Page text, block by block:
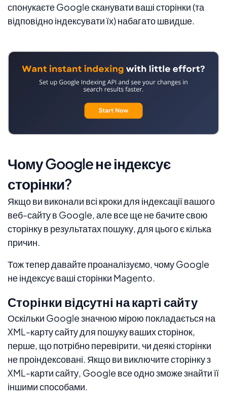
спонукаєте Google сканувати ваші сторінки (та
відповідно індексувати їх) набагато швидше.
Чому Google не індексує
сторінки?
Якщо ви виконали всі кроки для індексації вашого
веб-сайту в Google, але все ще не бачите свою
сторінку в результатах пошуку, для цього є кілька
причин.
Тож тепер давайте проаналізуємо, чому Google
не індексує ваші сторінки Magento.
Сторінки відсутні на карті сайту
Оскільки Google значною мірою покладається на
XML-карту сайту для пошуку ваших сторінок,
перше, що потрібно перевірити, чи деякі сторінки
не проіндексовані. Якщо ви виключите сторінку з
XML-карти сайту, Google все одно зможе знайти її
іншими способами.